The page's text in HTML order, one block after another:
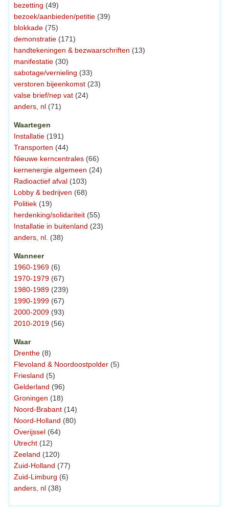
bezetting (49)
bezoek/aanbieden/petitie (39)
blokkade (75)
demonstratie (171)
handtekeningen & bezwaarschriften (13)
manifestatie (30)
sabotage/vernieling (33)
verstoren bijeenkomst (23)
valse brief/nep vat (24)
anders, nl (71)
Waartegen
Installatie (191)
Transporten (44)
Nieuwe kerncentrales (66)
kernenergie algemeen (24)
Radioactief afval (103)
Lobby & bedrijven (68)
Politiek (19)
herdenking/solidariteit (55)
Installatie in buitenland (23)
anders, nl. (38)
Wanneer
1960-1969 (6)
1970-1979 (67)
1980-1989 (239)
1990-1999 (67)
2000-2009 (93)
2010-2019 (56)
Waar
Drenthe (8)
Flevoland & Noordoostpolder (5)
Friesland (5)
Gelderland (96)
Groningen (18)
Noord-Brabant (14)
Noord-Holland (80)
Overijssel (64)
Utrecht (12)
Zeeland (120)
Zuid-Holland (77)
Zuid-Limburg (6)
anders, nl (38)